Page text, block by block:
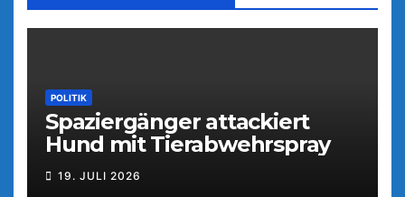
POLITIK
Spaziergänger attackiert
Hund mit Tierabwehrspray
19. JULI 2026